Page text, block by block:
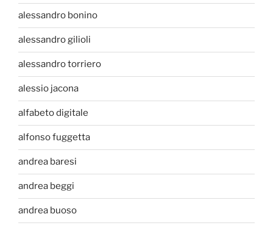
alessandro bonino
alessandro gilioli
alessandro torriero
alessio jacona
alfabeto digitale
alfonso fuggetta
andrea baresi
andrea beggi
andrea buoso